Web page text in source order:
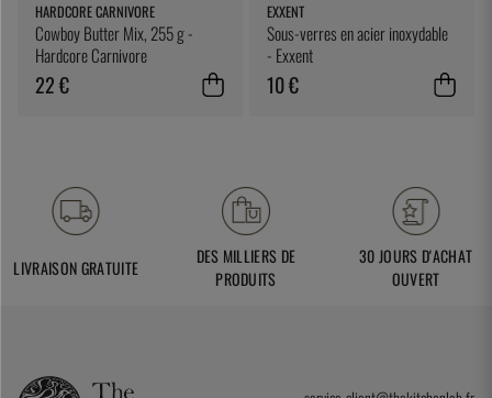
HARDCORE CARNIVORE
Cowboy Butter Mix, 255 g -
Hardcore Carnivore
22 €
EXXENT
Sous-verres en acier inoxydable
- Exxent
10 €
LIVRAISON GRATUITE
DES MILLIERS DE
PRODUITS
30 JOURS D'ACHAT
OUVERT